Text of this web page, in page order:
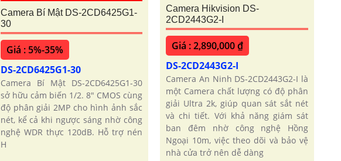
Camera Bí Mật DS-2CD6425G1-
30
Giá : 5%-35%
DS-2CD6425G1-30
Camera Bí Mật DS-2CD6425G1-30
sở hữu cảm biến 1/2. 8" CMOS cùng
độ phân giải 2MP cho hình ảnh sắc
nét, kể cả khi ngược sáng nhờ công
nghệ WDR thực 120dB. Hỗ trợ nén
H
Camera Hikvision DS-
2CD2443G2-I
Giá : 2,890,000 ₫
DS-2CD2443G2-I
Camera An Ninh DS-2CD2443G2-I là
một Camera chất lượng có độ phân
giải Ultra 2k, giúp quan sát sắt nét
và chi tiết. Với khả năng giám sát
ban đêm nhờ công nghệ Hồng
Ngoại 10m, việc theo dõi và bảo vệ
nhà cửa trở nên dễ dàng